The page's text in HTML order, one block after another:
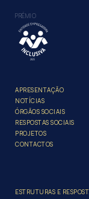
PRÉMIO
APRESENTAÇÃO
NOTÍCIAS
ÓRGÃOS SOCIAIS
RESPOSTAS SOCIAIS
PROJETOS
CONTACTOS
ESTRUTURAS E